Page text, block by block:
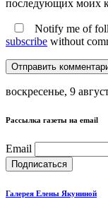
последующих моих
Notify me of
subscribe without
воскресенье, 9
Рассылка газеты на email
Email
Галерея Елены Якуниной